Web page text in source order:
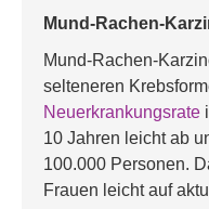
Mund-Rachen-
Mund-Rachen-
Neuerkrankungsrate
10 Jahren leicht ab
100.000 Personen.
Frauen leicht auf